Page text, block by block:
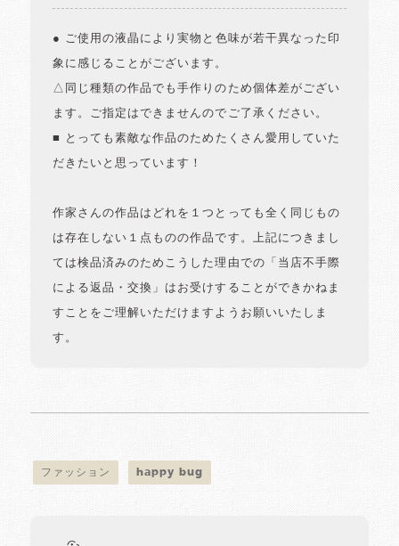
● ご使用の液晶により実物と色味が若干異なった印
象に感じることがございます。
△同じ種類の作品でも手作りのため個体差がござい
ます。ご指定はできませんのでご了承ください。
■ とっても素敵な作品のためたくさん愛用していた
だきたいと思っています！
作家さんの作品はどれを１つとっても全く同じもの
は存在しない１点ものの作品です。上記につきまし
ては検品済みのためこうした理由での「当店不手際
による返品・交換」はお受けすることができかねま
すことをご理解いただけますようお願いいたしま
す。
ファッション happy bug